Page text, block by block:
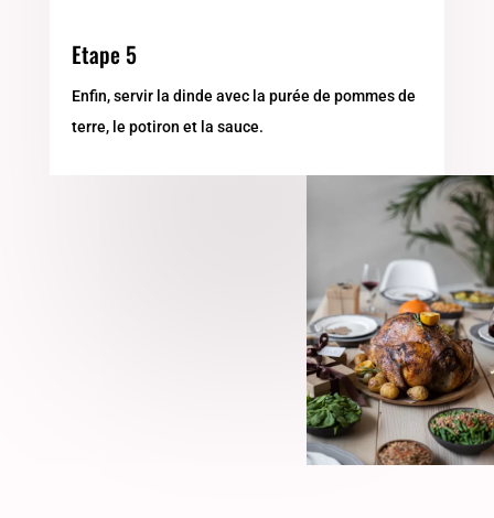
Etape 5
Enfin, servir la dinde avec la purée de pommes de
terre, le potiron et la sauce.